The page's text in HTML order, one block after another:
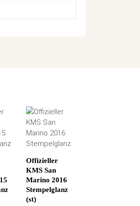
Offizieller
KMS San
Marino 2016
Stempelglanz
(st)